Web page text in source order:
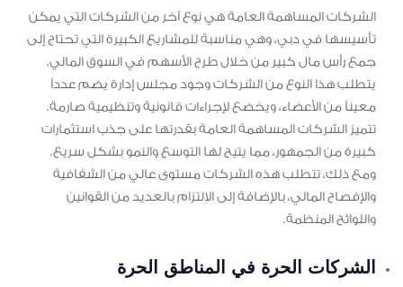
الشركات المساهمة العامة هي نوع آخر من الشركات التي يمكن
تأسيسها في دبي، وهي مناسبة للمشاريع الكبيرة التي تحتاج إلى
جمع رأس مال كبير من خلال طرح الأسهم في السوق المالي.
يتطلب هذا النوع من الشركات وجود مجلس إدارة يضم عدداً
معيناً من الأعضاء، ويخضع لإجراءات قانونية وتنظيمية صارمة.
تتميز الشركات المساهمة العامة بقدرتها على جذب استثمارات
كبيرة من الجمهور، مما يتيح لها التوسع والنمو بشكل سريع.
ومع ذلك، تتطلب هذه الشركات مستوى عالي من الشفافية
والإفصاح المالي، بالإضافة إلى الالتزام بالعديد من القوانين
واللوائح المنظمة.
الشركات الحرة في المناطق الحرة